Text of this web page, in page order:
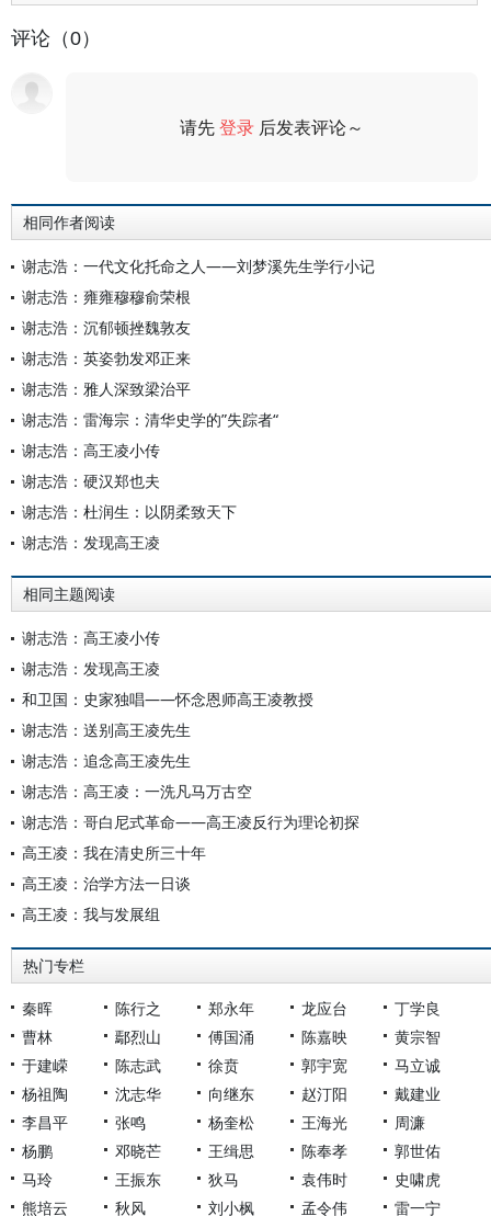
评论（0）
请先登录 后发表评论～
相同作者阅读
谢志浩：一代文化托命之人——刘梦溪先生学行小记
谢志浩：雍雍穆穆俞荣根
谢志浩：沉郁顿挫魏敦友
谢志浩：英姿勃发邓正来
谢志浩：雅人深致梁治平
谢志浩：雷海宗：清华史学的”失踪者“
谢志浩：高王凌小传
谢志浩：硬汉郑也夫
谢志浩：杜润生：以阴柔致天下
谢志浩：发现高王凌
相同主题阅读
谢志浩：高王凌小传
谢志浩：发现高王凌
和卫国：史家独唱——怀念恩师高王凌教授
谢志浩：送别高王凌先生
谢志浩：追念高王凌先生
谢志浩：高王凌：一洗凡马万古空
谢志浩：哥白尼式革命——高王凌反行为理论初探
高王凌：我在清史所三十年
高王凌：治学方法一日谈
高王凌：我与发展组
热门专栏
秦晖 陈行之 郑永年 龙应台
丁学良
曹林
鄢烈山 傅国涌 陈嘉映
黄宗智
于建嵘
陈志武 徐贲 郭宇宽
马立诚
杨祖陶
沈志华 向继东 赵汀阳
戴建业
李昌平
张鸣 杨奎松 王海光
周濂
杨鹏
邓晓芒 王缉思 陈奉孝
郭世佑
马玲
王振东 狄马 袁伟时
史啸虎
熊培云
秋风 刘小枫 孟令伟 雷一宁